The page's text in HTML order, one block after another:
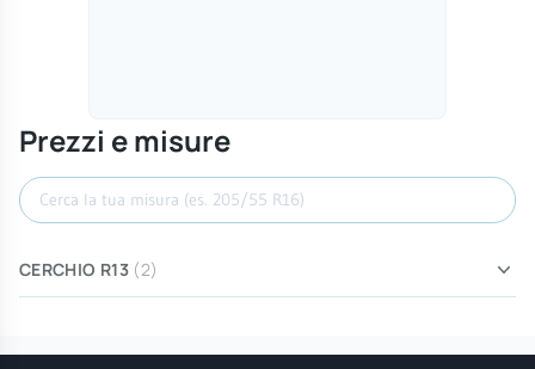
Prezzi e misure
Cerca misura
CERCHIO R13 (2)